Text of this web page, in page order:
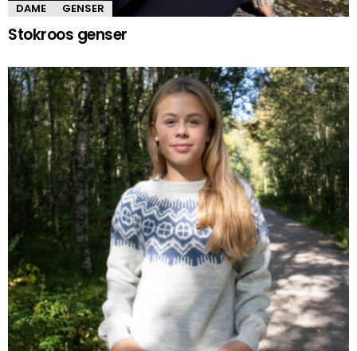
DAME GENSER
Stokroos genser